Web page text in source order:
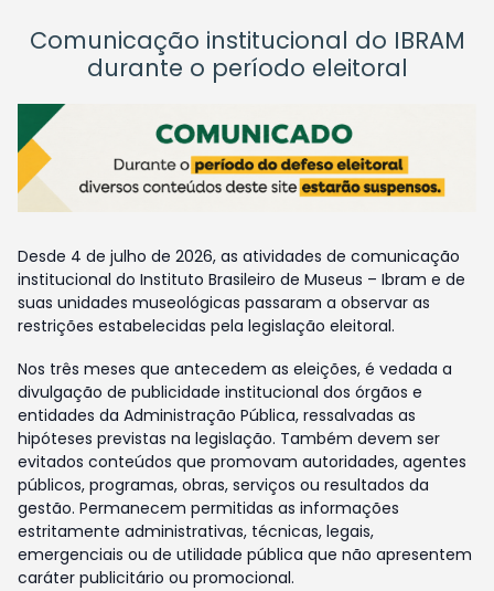
Comunicação institucional do IBRAM
durante o período eleitoral
Desde 4 de julho de 2026, as atividades de comunicação
institucional do Instituto Brasileiro de Museus – Ibram e de
suas unidades museológicas passaram a observar as
restrições estabelecidas pela legislação eleitoral.
Nos três meses que antecedem as eleições, é vedada a
divulgação de publicidade institucional dos órgãos e
entidades da Administração Pública, ressalvadas as
hipóteses previstas na legislação. Também devem ser
evitados conteúdos que promovam autoridades, agentes
públicos, programas, obras, serviços ou resultados da
gestão. Permanecem permitidas as informações
estritamente administrativas, técnicas, legais,
emergenciais ou de utilidade pública que não apresentem
caráter publicitário ou promocional.